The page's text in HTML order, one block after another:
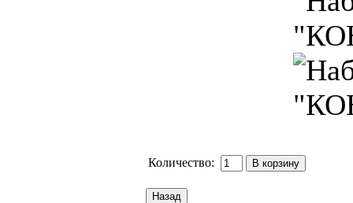
Количество: